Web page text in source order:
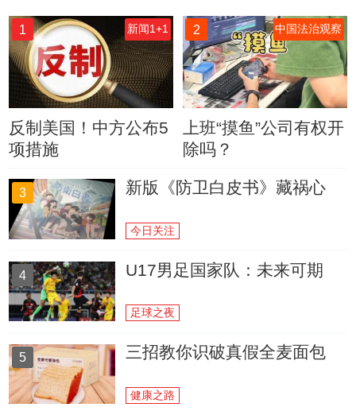
1 新闻1+1
反制美国！中方公布5
项措施
2 中国法治观察
上班“摸鱼”公司有权开
除吗？
3 新版《防卫白皮书》藏祸心
今日关注
4 U17男足国家队：未来可期
足球之夜
5 三招教你识破真假全麦面包
健康之路